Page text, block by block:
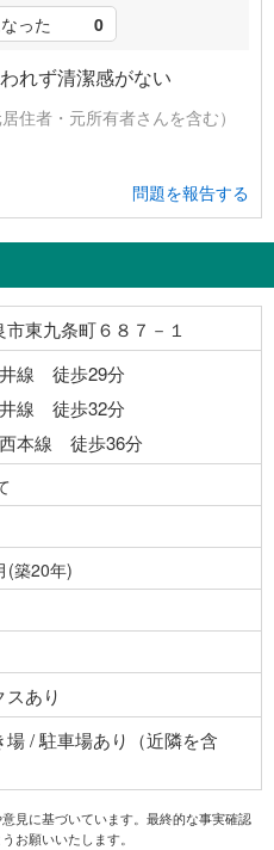
った 0
れず清潔感がない
住者・元所有者さんを含む）
問題を報告する
東九条町６８７－１
線 徒歩29分
線 徒歩32分
本線 徒歩36分
(築20年)
あり
場 / 駐車場あり（近隣を含
見に基づいています。最終的な事実確認
お願いいたします。